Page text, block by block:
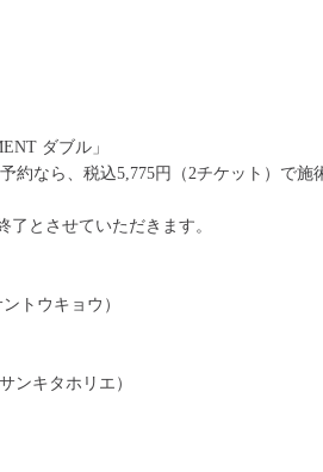
ダブル」
約なら、税込5,775円（2チケット）で施
了とさせていただきます。
トウキョウ）
ンキタホリエ）